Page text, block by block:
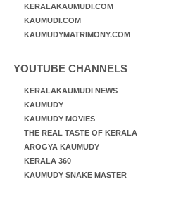
KERALAKAUMUDI.COM
KAUMUDI.COM
KAUMUDYMATRIMONY.COM
YOUTUBE CHANNELS
KERALAKAUMUDI NEWS
KAUMUDY
KAUMUDY MOVIES
THE REAL TASTE OF KERALA
AROGYA KAUMUDY
KERALA 360
KAUMUDY SNAKE MASTER